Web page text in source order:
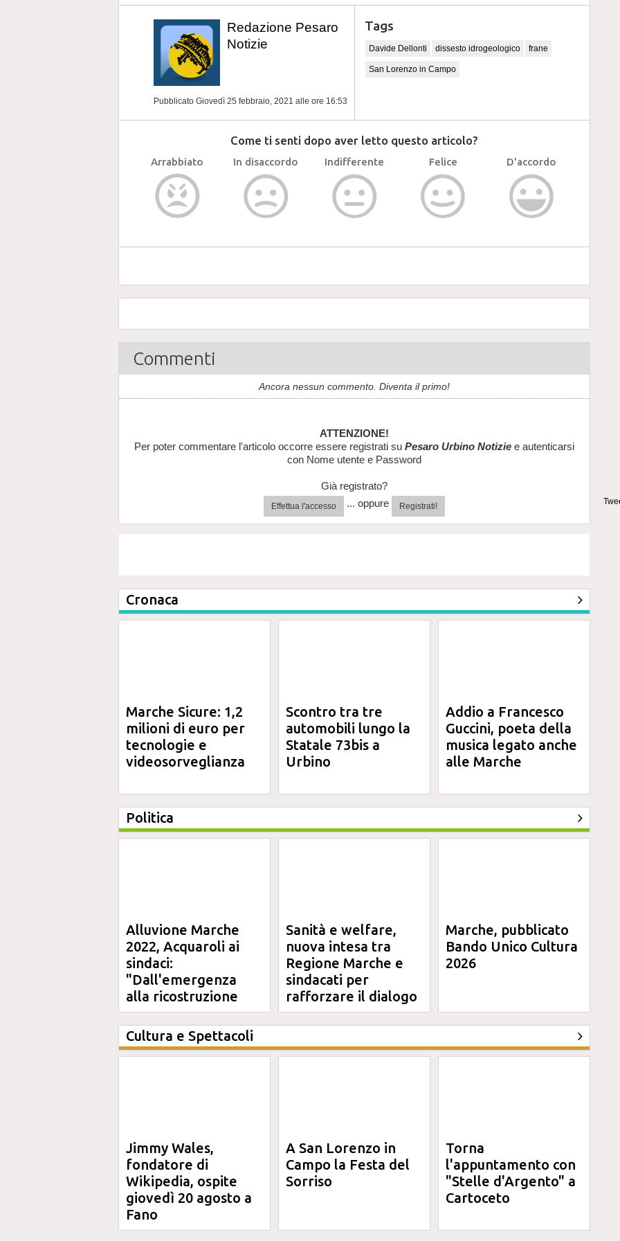
Redazione Pesaro
Notizie
Pubblicato Giovedì 25 febbraio, 2021 alle ore 16:53
Tags
Davide Dellonti dissesto idrogeologico frane
San Lorenzo in Campo
Come ti senti dopo aver letto questo articolo?
Arrabbiato In disaccordo Indifferente Felice D'accordo
Commenti
Ancora nessun commento. Diventa il primo!
ATTENZIONE!
Per poter commentare l'articolo occorre essere registrati su Pesaro Urbino Notizie e autenticarsi
con Nome utente e Password
Già registrato?
Effettua l'accesso ... oppure Registrati!
Cronaca
Marche Sicure: 1,2
milioni di euro per
tecnologie e
videosorveglianza
Scontro tra tre
automobili lungo la
Statale 73bis a
Urbino
Addio a Francesco
Guccini, poeta della
musica legato anche
alle Marche
Politica
Alluvione Marche
2022, Acquaroli ai
sindaci:
"Dall'emergenza
alla ricostruzione
definitiva"
Sanità e welfare,
nuova intesa tra
Regione Marche e
sindacati per
rafforzare il dialogo
Marche, pubblicato
Bando Unico Cultura
2026
Cultura e Spettacoli
Jimmy Wales,
fondatore di
Wikipedia, ospite
giovedì 20 agosto a
Fano
A San Lorenzo in
Campo la Festa del
Sorriso
Torna
l'appuntamento con
"Stelle d'Argento" a
Cartoceto